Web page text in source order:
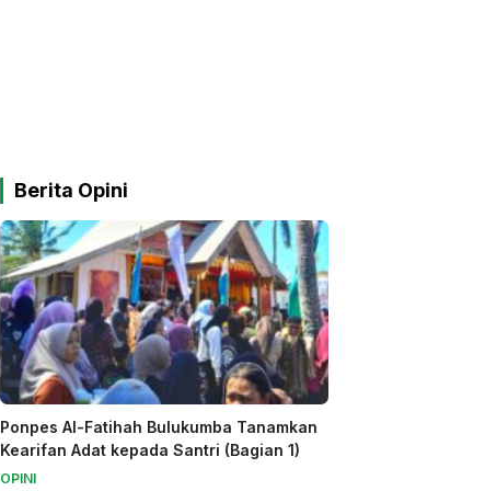
Berita Opini
Ponpes Al-Fatihah Bulukumba Tanamkan
Kearifan Adat kepada Santri (Bagian 1)
OPINI